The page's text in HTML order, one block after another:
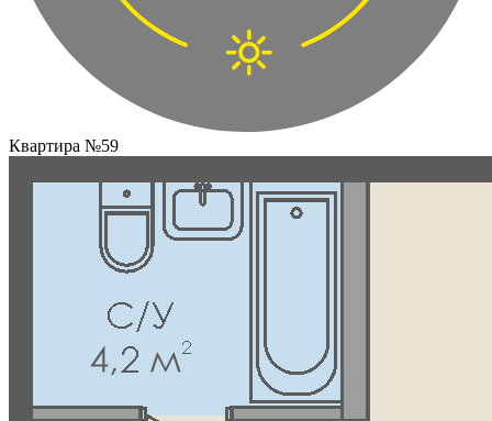
Квартира №59